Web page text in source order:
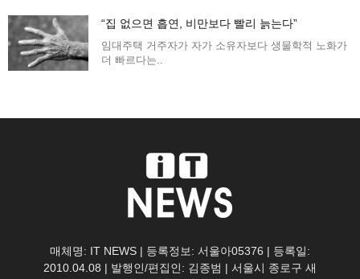
“집 없으면 흡연, 비만보다 빨리 늙는다”
임대주택 거주자가 자가 소유자보다 생물학적 노화가
더 빠르다는..
매체명: IT NEWS | 등록정보: 서울아05376 | 등록일:
2010.04.08 | 발행인/편집인: 김종범 | 서울시 종로구 새